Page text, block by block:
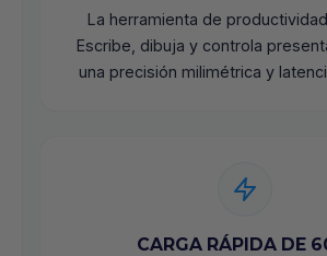
La herramienta de
Escribe, dibuja y controla
una precisión milimétrica y
CARGA RÁPIDA DE